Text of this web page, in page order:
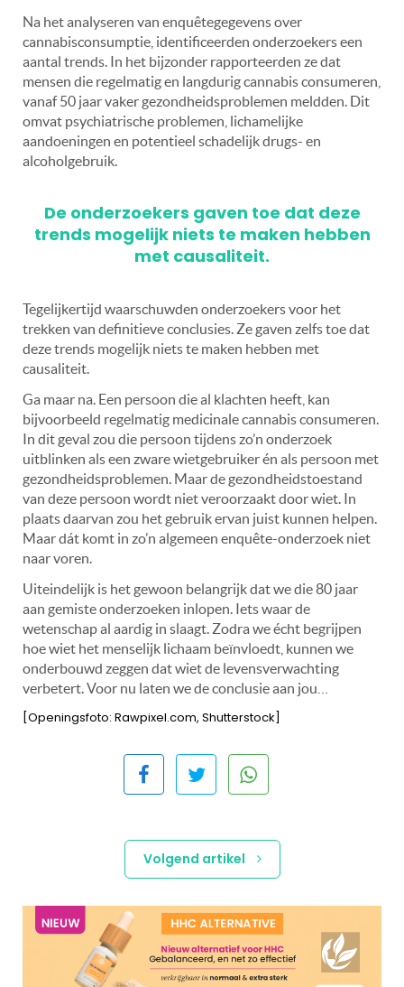
Na het analyseren van enquêtegegevens over
cannabisconsumptie, identificeerden onderzoekers een
aantal trends. In het bijzonder rapporteerden ze dat
mensen die regelmatig en langdurig cannabis consumeren,
vanaf 50 jaar vaker gezondheidsproblemen meldden. Dit
omvat psychiatrische problemen, lichamelijke
aandoeningen en potentieel schadelijk drugs- en
alcoholgebruik.
De onderzoekers gaven toe dat deze
trends mogelijk niets te maken hebben
met causaliteit.
Tegelijkertijd waarschuwden onderzoekers voor het
trekken van definitieve conclusies. Ze gaven zelfs toe dat
deze trends mogelijk niets te maken hebben met
causaliteit.
Ga maar na. Een persoon die al klachten heeft, kan
bijvoorbeeld regelmatig medicinale cannabis consumeren.
In dit geval zou die persoon tijdens zo’n onderzoek
uitblinken als een zware wietgebruiker én als persoon met
gezondheidsproblemen. Maar de gezondheidstoestand
van deze persoon wordt niet veroorzaakt door wiet. In
plaats daarvan zou het gebruik ervan juist kunnen helpen.
Maar dát komt in zo’n algemeen enquête-onderzoek niet
naar voren.
Uiteindelijk is het gewoon belangrijk dat we die 80 jaar
aan gemiste onderzoeken inlopen. Iets waar de
wetenschap al aardig in slaagt. Zodra we écht begrijpen
hoe wiet het menselijk lichaam beïnvloedt, kunnen we
onderbouwd zeggen dat wiet de levensverwachting
verbetert. Voor nu laten we de conclusie aan jou…
[Openingsfoto: Rawpixel.com, Shutterstock]
Volgend artikel